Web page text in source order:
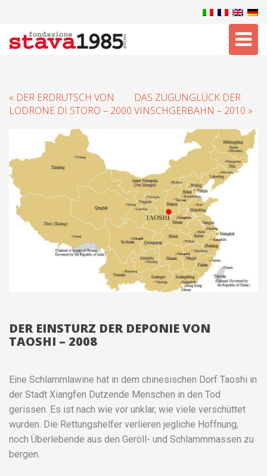
« DER ERDRUTSCH VON
LODRONE DI STORO – 2000
DAS ZUGUNGLÜCK DER
VINSCHGERBAHN – 2010 »
DER EINSTURZ DER DEPONIE VON
TAOSHI – 2008
Eine Schlammlawine hat in dem chinesischen Dorf Taoshi in
der Stadt Xiangfen Dutzende Menschen in den Tod
gerissen. Es ist nach wie vor unklar, wie viele verschüttet
wurden. Die Rettungshelfer verlieren jegliche Hoffnung,
noch Überlebende aus den Geröll- und Schlammmassen zu
bergen.